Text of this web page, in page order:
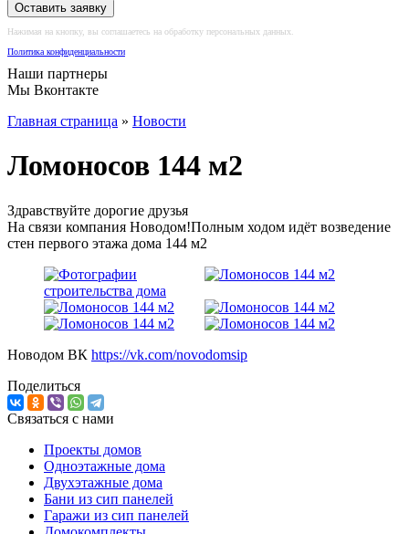
Оставить заявку
Нажимая на кнопку, вы соглашаетесь на обработку персональных данных.
Политика конфиденциальности
Наши партнеры
Мы Вконтакте
Главная страница » Новости
Ломоносов 144 м2
Здравствуйте дорогие друзья
На связи компания Новодом!Полным ходом идёт возведение
стен первого этажа дома 144 м2
Новодом ВК https://vk.com/novodomsip
Поделиться
Связаться с нами
Проекты домов
Одноэтажные дома
Двухэтажные дома
Бани из сип панелей
Гаражи из сип панелей